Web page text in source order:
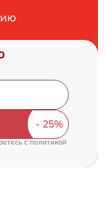
cполитикой